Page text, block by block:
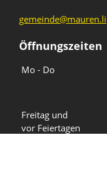
gemeinde@mauren.li
Öffnungszeiten
Mo - Do
Freitag und
vor Feiertagen